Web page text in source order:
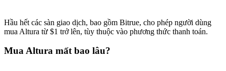
Hầu hết các sàn giao dịch, bao gồm Bitrue, cho phép người dùng
mua Altura từ $1 trở lên, tùy thuộc vào phương thức thanh toán.
Mua Altura mất bao lâu?